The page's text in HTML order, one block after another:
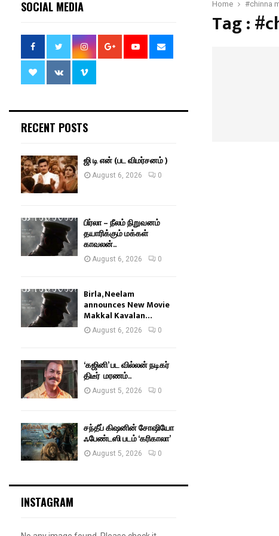
Home #chinna
Tag :
SOCIAL MEDIA
RECENT POSTS
ஜி டி என் (பட விமர்சனம் )
August 6, 2026 0
பிர்லா – நீலம் நிறுவனம்
தயாரிக்கும் மக்கள்
காவலன்..
August 6, 2026 0
Birla, Neelam
announces New Movie
Makkal Kavalan…
August 6, 2026 0
‘கஜினி’ பட வில்லன் நடிகர்
திடீர் மரணம்..
August 5, 2026 0
சந்தீப் கிஷனின் சோஷியோ
ஃபேண்டஸி படம் ‘கரிகாலா’
August 5, 2026 0
INSTAGRAM